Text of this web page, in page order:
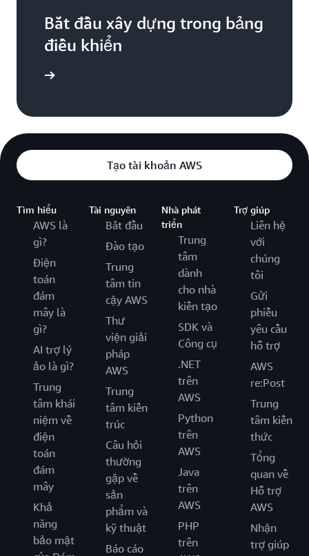
Bắt đầu xây dựng trong bảng
điều khiển
Tạo tài khoản AWS
Tìm hiểu
AWS là
gì?
Điện
toán
đám
mây là
gì?
AI trợ lý
ảo là gì?
Trung
tâm khái
niệm về
điện
toán
đám
mây
Khả
năng
bảo mật
Tài nguyên
Bắt đầu
Đào tạo
Trung
tâm tin
cậy AWS
Thư
viện giải
pháp
AWS
Trung
tâm kiến
trúc
Câu hỏi
thường
gặp về
sản
phẩm và
kỹ thuật
Báo cáo
Nhà phát
triển
Trung
tâm
dành
cho nhà
kiến tạo
SDK và
Công cụ
.NET
trên
AWS
Python
trên
AWS
Java
trên
AWS
PHP
trên
Trợ giúp
Liên hệ
với
chúng
tôi
Gửi
phiếu
yêu cầu
hỗ trợ
AWS
re:Post
Trung
tâm kiến
thức
Tổng
quan về
Hỗ trợ
AWS
Nhận
trợ giúp